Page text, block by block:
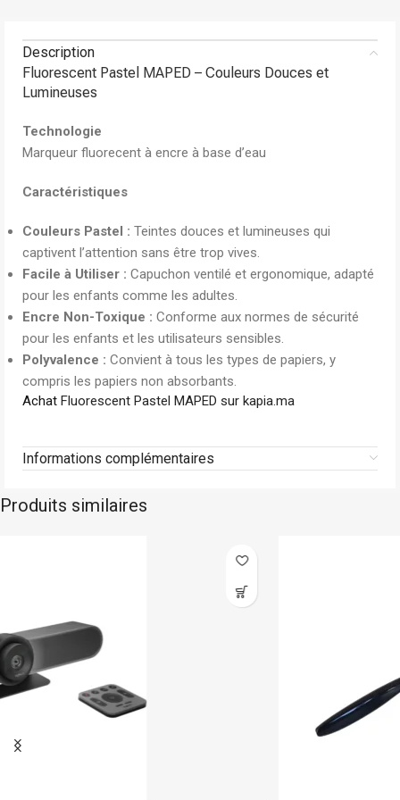
Description
Fluorescent Pastel MAPED – Couleurs Douces et
Lumineuses
Technologie
Marqueur fluorecent à encre à base d’eau
Caractéristiques
Couleurs Pastel : Teintes douces et lumineuses qui
captivent l’attention sans être trop vives.
Facile à Utiliser : Capuchon ventilé et ergonomique, adapté
pour les enfants comme les adultes.
Encre Non-Toxique : Conforme aux normes de sécurité
pour les enfants et les utilisateurs sensibles.
Polyvalence : Convient à tous les types de papiers, y
compris les papiers non absorbants.
Achat Fluorescent Pastel MAPED sur kapia.ma
Informations complémentaires
Produits similaires
Boston